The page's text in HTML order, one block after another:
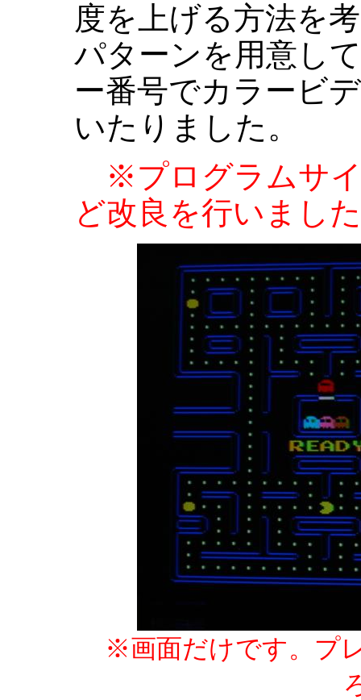
度を上げる方法を
パターンを用意し
ー番号でカラービ
いたりました。
※プログラムサイ
ど改良を行いまし
※画面だけです。プ